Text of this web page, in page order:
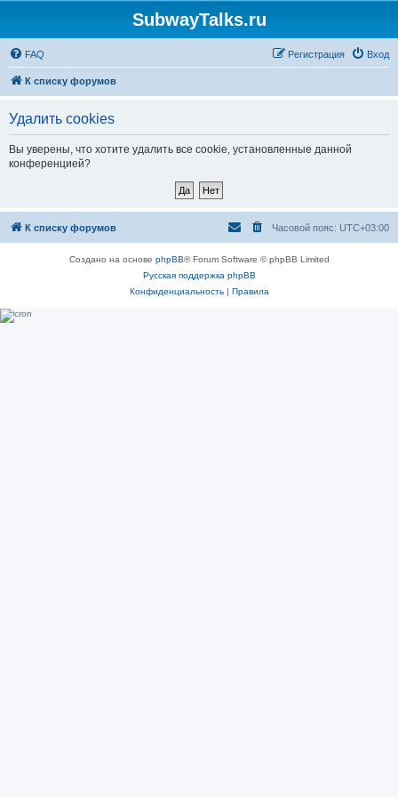
SubwayTalks.ru
FAQ Вход
Регистрация
К списку форумов
Удалить cookies
Вы уверены, что хотите удалить все cookie, установленные данной
конференцией?
К списку форумов Часовой пояс: UTC+03:00
Создано на основе phpBB® Forum Software © phpBB Limited
Русская поддержка phpBB
Конфиденциальность| Правила